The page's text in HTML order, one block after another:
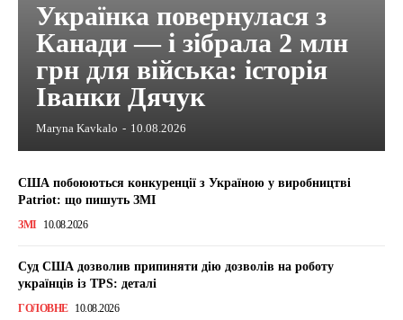
Українка повернулася з
Канади — і зібрала 2 млн
грн для війська: історія
Іванки Дячук
Maryna Kavkalo - 10.08.2026
США побоюються конкуренції з Україною у виробництві
Patriot: що пишуть ЗМІ
ЗМІ 10.08.2026
Суд США дозволив припиняти дію дозволів на роботу
українців із TPS: деталі
ГОЛОВНЕ 10.08.2026